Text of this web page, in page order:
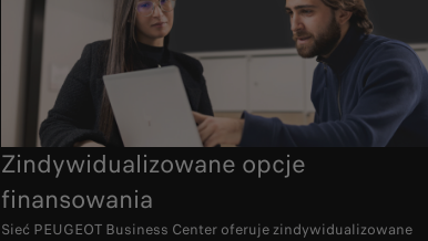
Zindywidualizowane opcje
finansowania
Sieć PEUGEOT Business Center oferuje zindywidualizowane